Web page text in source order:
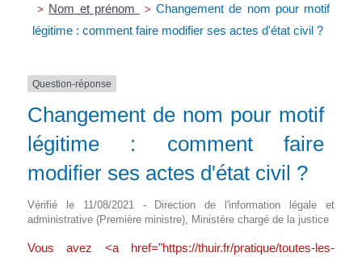
> Nom et prénom > Changement de nom pour motif
légitime : comment faire modifier ses actes d'état civil ?
Question-réponse
Changement de nom pour motif
légitime : comment faire
modifier ses actes d'état civil ?
Vérifié le 11/08/2021 - Direction de l'information légale et
administrative (Première ministre), Ministère chargé de la justice
Vous avez <a href="https://thuir.fr/pratique/toutes-les-